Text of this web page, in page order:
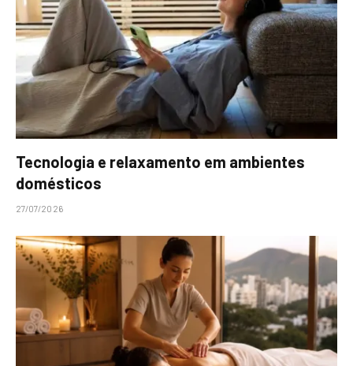
Tecnologia e relaxamento em ambientes
domésticos
27/07/2026